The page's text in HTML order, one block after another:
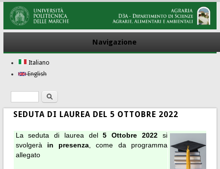
Navigazione
Italiano
English
Form di ricerca
Ricerca
SEDUTA DI LAUREA DEL 5 OTTOBRE 2022
La seduta di laurea del5 Ottobre 2022si
svolgerà in presenza, come da programma
allegato